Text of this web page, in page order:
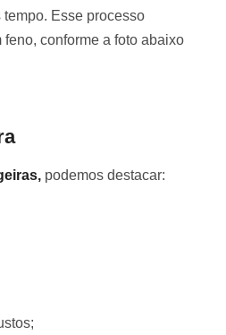
Esse processo
conforme a foto abaixo
podemos destacar: